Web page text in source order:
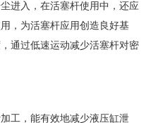
进入，在活塞杆使用中，还应
，为活塞杆应用创造良好基
通过低速运动减少活塞杆对密
工，能有效地减少液压缸泄